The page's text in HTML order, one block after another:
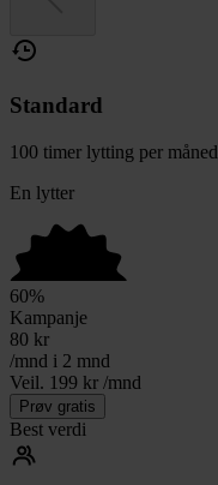
Standard
100 timer lytting per måned
En lytter
60%
Kampanje
80 kr
/mnd i 2 mnd
Veil. 199 kr /mnd
Prøv gratis
Best verdi